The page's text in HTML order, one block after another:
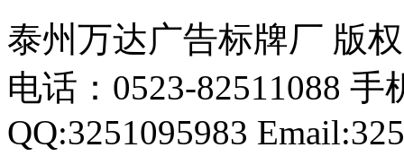
泰州万达广告标牌厂 版
电话：0523-82511088 手
QQ:3251095983